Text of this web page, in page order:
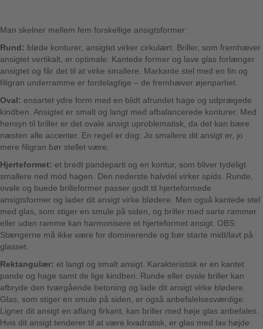
Man skelner mellem fem forskellige ansigtsformer:
Rund: bløde konturer, ansigtet virker cirkulært. Briller, som fremhæver
ansigtet vertikalt, er optimale. Kantede former og lave glas forlænger
ansigtet og får det til at virke smallere. Markante stel med en fin og
filigran underramme er fordelagtige – de fremhæver øjenpartiet.
Oval: ensartet ydre form med en blidt afrundet hage og udprægede
kindben. Ansigtet er smalt og langt med afbalancerede konturer. Med
hensyn til briller er det ovale ansigt uproblematisk, da det kan bære
næsten alle accenter. En regel er dog: Jo smallere dit ansigt er, jo
mere filigran bør stellet være.
Hjerteformet: et bredt pandeparti og en kontur, som bliver tydeligt
smallere ned mod hagen. Den nederste halvdel virker spids. Runde,
ovale og buede brilleformer passer godt til hjerteformede
ansigtsformer og lader dit ansigt virke blødere. Men også kantede stel
med glas, som stiger en smule på siden, og briller med sarte rammer
eller uden ramme kan harmonisere et hjerteformet ansigt. OBS:
Stængerne må ikke være for dominerende og bør starte midt/lavt på
glasset.
Rektangulær: et langt og smalt ansigt. Karakteristisk er en kantet
pande og hage samt de lige kindben. Runde eller ovale briller kan
afbryde den tværgående betoning og lade dit ansigt virke blødere.
Glas, som stiger en smule på siden, er også anbefalelsesværdige.
Ligner dit ansigt en aflang firkant, kan briller med høje glas anbefales.
Hvis dit ansigt tenderer til at være kvadratisk, er glas med lav højde